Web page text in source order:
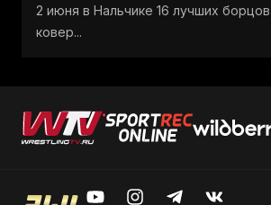
2 июня в Нальчике 16 лучших
ковер...